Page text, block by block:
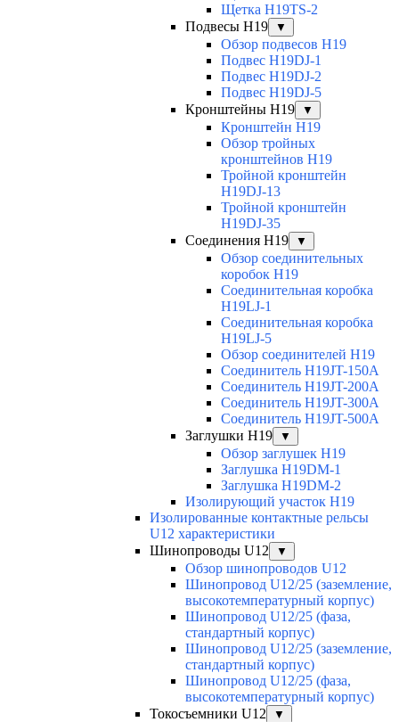
Щетка H19TS-2
Подвесы H19
▼
Обзор подвесов H19
Подвес H19DJ-1
Подвес H19DJ-2
Подвес H19DJ-5
Кронштейны H19
▼
Кронштейн H19
Обзор тройных
кронштейнов H19
Тройной кронштейн
H19DJ-13
Тройной кронштейн
H19DJ-35
Соединения H19
▼
Обзор соединительных
коробок H19
Соединительная коробка
H19LJ-1
Соединительная коробка
H19LJ-5
Обзор соединителей H19
Соединитель H19JT-150A
Соединитель H19JT-200A
Соединитель H19JT-300A
Соединитель H19JT-500A
Заглушки H19
▼
Обзор заглушек H19
Заглушка H19DM-1
Заглушка H19DM-2
Изолирующий участок H19
Изолированные контактные рельсы
U12 характеристики
Шинопроводы U12
▼
Обзор шинопроводов U12
Шинопровод U12/25 (заземление,
высокотемпературный корпус)
Шинопровод U12/25 (фаза,
стандартный корпус)
Шинопровод U12/25 (заземление,
стандартный корпус)
Шинопровод U12/25 (фаза,
высокотемпературный корпус)
Токосъемники U12
▼